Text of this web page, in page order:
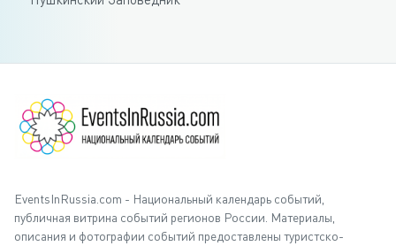
EventsInRussia.com - Национальный календарь событий,
публичная витрина событий регионов России. Материалы,
описания и фотографии событий предоставлены туристско-